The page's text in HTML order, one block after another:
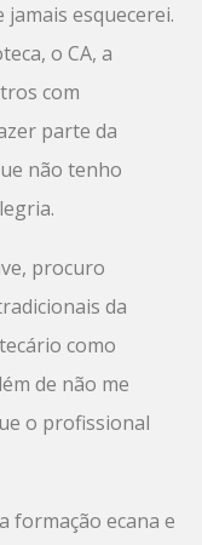
esquecerei.
o CA, a
com
parte da
não tenho
procuro
da
como
de não me
o profissional
formação ecana e